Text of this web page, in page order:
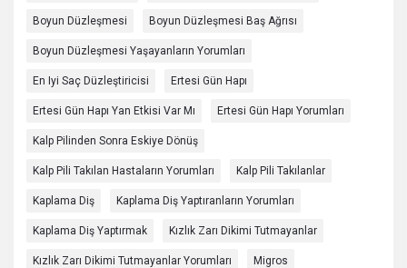
Boyun Düzleşmesi Boyun Düzleşmesi Baş Ağrısı
Boyun Düzleşmesi Yaşayanların Yorumları
En Iyi Saç Düzleştiricisi Ertesi Gün Hapı
Ertesi Gün Hapı Yan Etkisi Var Mı Ertesi Gün Hapı Yorumları
Kalp Pilinden Sonra Eskiye Dönüş
Kalp Pili Takılan Hastaların Yorumları Kalp Pili Takılanlar
Kaplama Diş Kaplama Diş Yaptıranların Yorumları
Kaplama Diş Yaptırmak Kızlık Zarı Dikimi Tutmayanlar
Kızlık Zarı Dikimi Tutmayanlar Yorumları Migros